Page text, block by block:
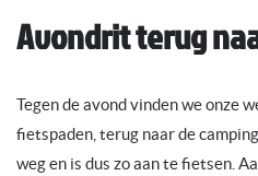
Avondrit terug
Tegen de avond vinden we onze
fietspaden, terug naar de
weg en is dus zo aan te fietsen.